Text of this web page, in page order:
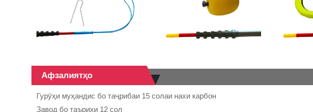
Афзалиятҳо
Гурӯҳи муҳандис бо таҷрибаи 15 солаи нахи карбон
Завод бо таърихи 12 сол